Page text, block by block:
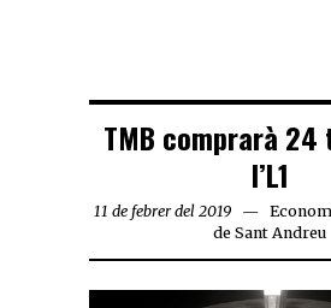
TMB comprarà
l’L1
11 de febrer del 2019
de Sant Andreu